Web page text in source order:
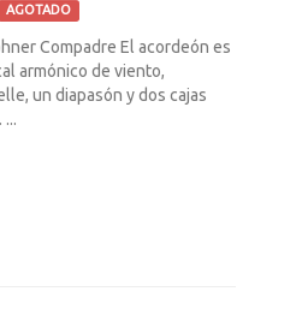
AGOTADO
Compadre El acordeón es
armónico de viento,
un diapasón y dos cajas